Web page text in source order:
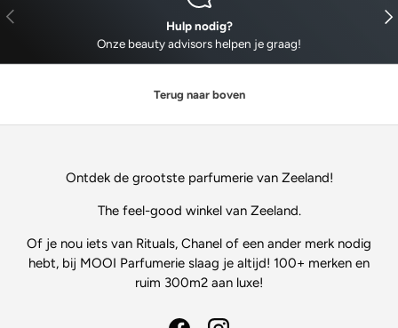
VORIGE
Hulp nodig?
Onze beauty advisors helpen je graag!
Terug naar boven
Ontdek de grootste parfumerie van Zeeland!
The feel-good winkel van Zeeland.
Of je nou iets van Rituals, Chanel of een ander merk nodig
hebt, bij MOOI Parfumerie slaag je altijd! 100+ merken en
ruim 300m2 aan luxe!